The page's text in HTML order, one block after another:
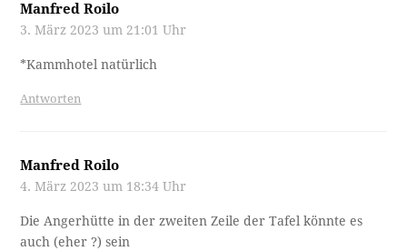
Manfred Roilo
3. März 2023 um 21:01 Uhr
*Kammhotel natürlich
Antworten
Manfred Roilo
4. März 2023 um 18:34 Uhr
Die Angerhütte in der zweiten Zeile der Tafel könnte es
auch (eher ?) sein